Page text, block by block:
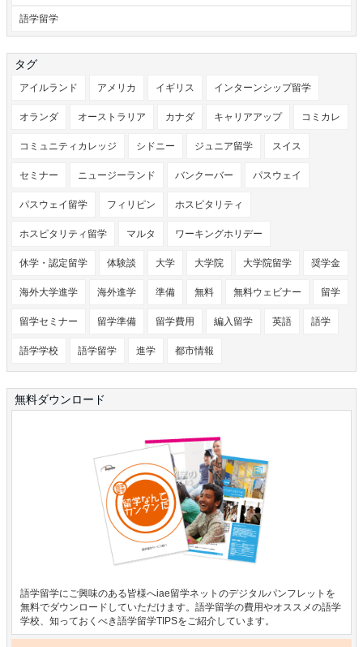
語学留学
タグ
アイルランド アメリカ イギリス インターンシップ留学
オランダ オーストラリア カナダ キャリアアップ コミカレ
コミュニティカレッジ シドニー ジュニア留学 スイス
セミナー ニュージーランド バンクーバー パスウェイ
パスウェイ留学 フィリピン ホスピタリティ
ホスピタリティ留学 マルタ ワーキングホリデー
休学・認定留学 体験談 大学 大学院 大学院留学 奨学金
海外大学進学 海外進学 準備 無料 無料ウェビナー 留学
留学セミナー 留学準備 留学費用 編入留学 英語 語学
語学学校 語学留学 進学 都市情報
無料ダウンロード
語学留学にご興味のある皆様へiae留学ネットのデジタルパンフレットを
無料でダウンロードしていただけます。語学留学の費用やオススメの語学
学校、知っておくべき語学留学TIPSをご紹介しています。